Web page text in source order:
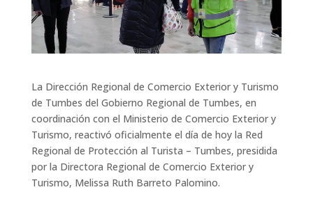
La Dirección Regional de Comercio Exterior y Turismo
de Tumbes del Gobierno Regional de Tumbes, en
coordinación con el Ministerio de Comercio Exterior y
Turismo, reactivó oficialmente el día de hoy la Red
Regional de Protección al Turista – Tumbes, presidida
por la Directora Regional de Comercio Exterior y
Turismo, Melissa Ruth Barreto Palomino.